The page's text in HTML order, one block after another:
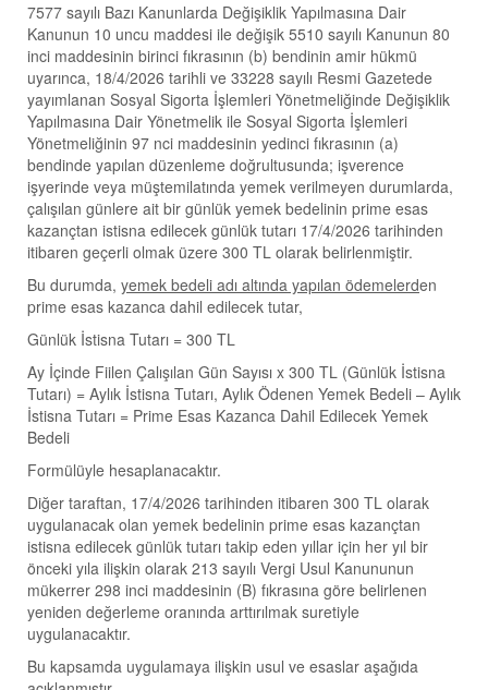
7577 sayılı Bazı Kanunlarda Değişiklik Yapılmasına Dair
Kanunun 10 uncu maddesi ile değişik 5510 sayılı Kanunun 80
inci maddesinin birinci fıkrasının (b) bendinin amir hükmü
uyarınca, 18/4/2026 tarihli ve 33228 sayılı Resmi Gazetede
yayımlanan Sosyal Sigorta İşlemleri Yönetmeliğinde Değişiklik
Yapılmasına Dair Yönetmelik ile Sosyal Sigorta İşlemleri
Yönetmeliğinin 97 nci maddesinin yedinci fıkrasının (a)
bendinde yapılan düzenleme doğrultusunda; işverence
işyerinde veya müştemilatında yemek verilmeyen durumlarda,
çalışılan günlere ait bir günlük yemek bedelinin prime esas
kazançtan istisna edilecek günlük tutarı 17/4/2026 tarihinden
itibaren geçerli olmak üzere 300 TL olarak belirlenmiştir.
Bu durumda, yemek bedeli adı altında yapılan ödemelerden
prime esas kazanca dahil edilecek tutar,
Günlük İstisna Tutarı = 300 TL
Ay İçinde Fiilen Çalışılan Gün Sayısı x 300 TL (Günlük İstisna
Tutarı) = Aylık İstisna Tutarı, Aylık Ödenen Yemek Bedeli – Aylık
İstisna Tutarı = Prime Esas Kazanca Dahil Edilecek Yemek
Bedeli
Formülüyle hesaplanacaktır.
Diğer taraftan, 17/4/2026 tarihinden itibaren 300 TL olarak
uygulanacak olan yemek bedelinin prime esas kazançtan
istisna edilecek günlük tutarı takip eden yıllar için her yıl bir
önceki yıla ilişkin olarak 213 sayılı Vergi Usul Kanununun
mükerrer 298 inci maddesinin (B) fıkrasına göre belirlenen
yeniden değerleme oranında arttırılmak suretiyle
uygulanacaktır.
Bu kapsamda uygulamaya ilişkin usul ve esaslar aşağıda